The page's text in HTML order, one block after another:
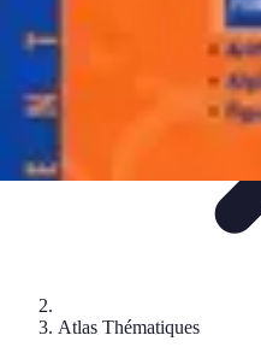
Atlas Thématiques